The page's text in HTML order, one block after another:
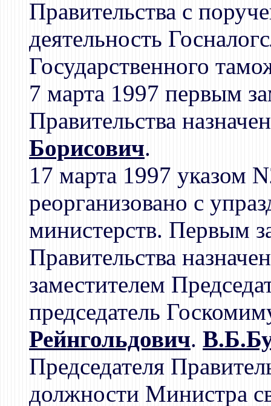
Правительства с
деятельность
Государственного
7 марта 1997 первым
Правительства
Борисович.
17 марта 1997 указом
реорганизовано с
министерств. Первым
Правительства
заместителем
председатель
Рейнгольдович.
Председателя
должности Министра